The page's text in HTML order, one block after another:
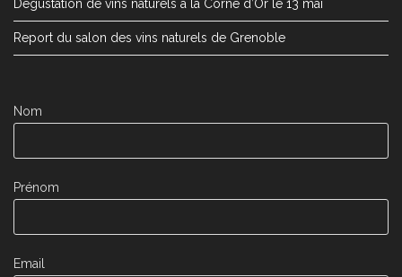
Dégustation de vins naturels à la Corne d’Or le 13 mai
Report du salon des vins naturels de Grenoble
Nom
Prénom
Email